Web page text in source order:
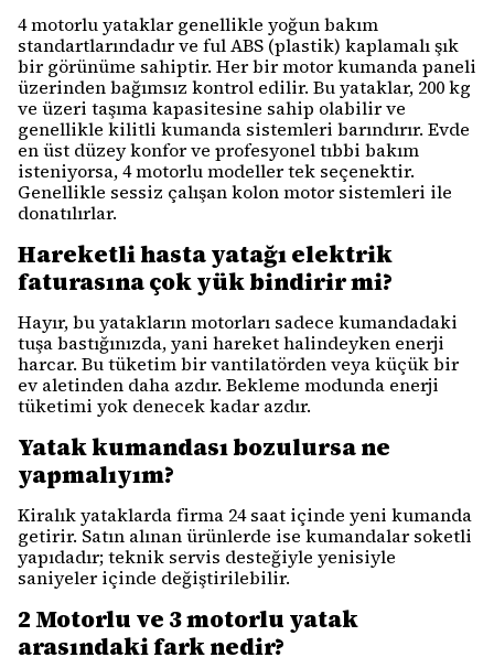
4 motorlu yataklar genellikle yoğun bakım
standartlarındadır ve ful ABS (plastik) kaplamalı şık
bir görünüme sahiptir. Her bir motor kumanda paneli
üzerinden bağımsız kontrol edilir. Bu yataklar, 200 kg
ve üzeri taşıma kapasitesine sahip olabilir ve
genellikle kilitli kumanda sistemleri barındırır. Evde
en üst düzey konfor ve profesyonel tıbbi bakım
isteniyorsa, 4 motorlu modeller tek seçenektir.
Genellikle sessiz çalışan kolon motor sistemleri ile
donatılırlar.
Hareketli hasta yatağı elektrik
faturasına çok yük bindirir mi?
Hayır, bu yatakların motorları sadece kumandadaki
tuşa bastığınızda, yani hareket halindeyken enerji
harcar. Bu tüketim bir vantilatörden veya küçük bir
ev aletinden daha azdır. Bekleme modunda enerji
tüketimi yok denecek kadar azdır.
Yatak kumandası bozulursa ne
yapmalıyım?
Kiralık yataklarda firma 24 saat içinde yeni kumanda
getirir. Satın alınan ürünlerde ise kumandalar soketli
yapıdadır; teknik servis desteğiyle yenisiyle
saniyeler içinde değiştirilebilir.
2 Motorlu ve 3 motorlu yatak
arasındaki fark nedir?